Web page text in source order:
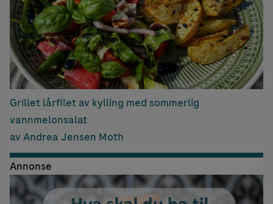
Grillet lårfilet av kylling med sommerlig
vannmelonsalat
av Andrea Jensen Moth
Annonse